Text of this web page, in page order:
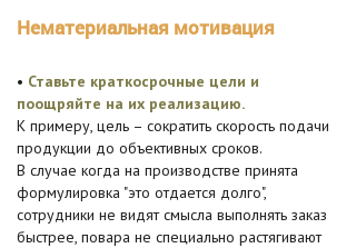
Нематериальная мотивация
• Ставьте краткосрочные цели и
поощряйте на их реализацию.
К примеру, цель – сократить скорость подачи
продукции до объективных сроков.
В случае когда на производстве принята
формулировка "это отдается долго",
сотрудники не видят смысла выполнять заказ
быстрее, повара не специально растягивают